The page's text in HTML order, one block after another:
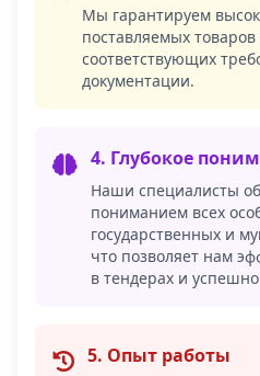
Мы гарантируем
поставляемых
соответствующих
документации.
4. Глубокое
Наши специалисты
пониманием всех
государственных и
что позволяет нам
в тендерах и
5. Опыт работы